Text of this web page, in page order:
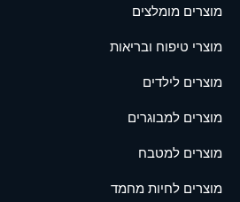
מוצרים מומלצים
מוצרי טיפוח ובריאות
מוצרים לילדים
מוצרים למבוגרים
מוצרים למטבח
מוצרים לחיות מחמד